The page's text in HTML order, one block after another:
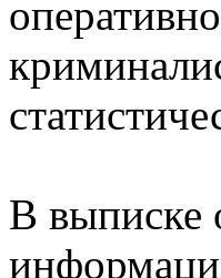
В выписке